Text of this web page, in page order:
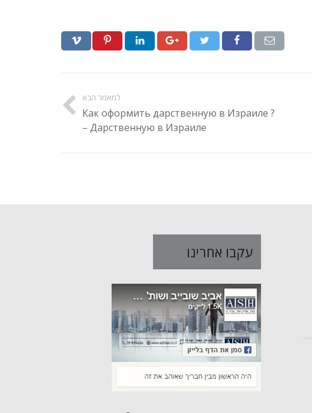
למאמר הבא
Как оформить дарственную в Израиле ?
– Дарственную в Израиле
עקבו אחרינו